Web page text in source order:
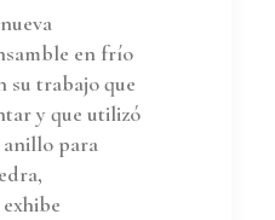
en frío
su trabajo que
y que utilizó
para